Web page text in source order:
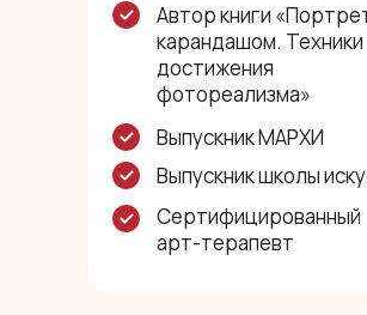
Выпускник школы
Сертифицированный
арт-терапевт
Выпускник МАРХИ
Автор книги
карандашом. Техники
достижения
фотореализма»